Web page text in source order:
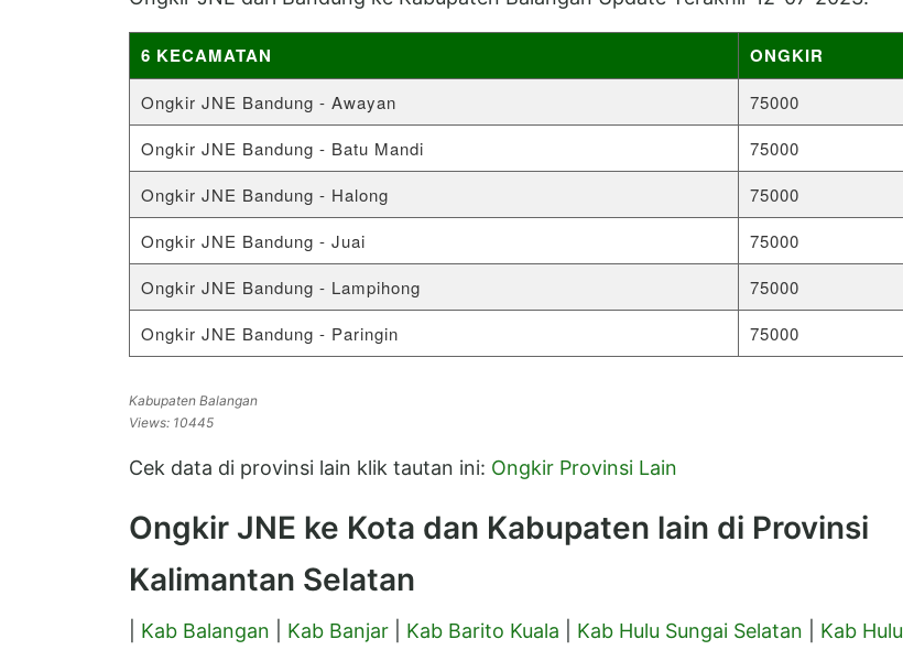
6 KECAMATAN ONGKIR
Ongkir JNE Bandung - Awayan
75000
Ongkir JNE Bandung - Batu Mandi
75000
Ongkir JNE Bandung - Halong
75000
Ongkir JNE Bandung - Juai
75000
Ongkir JNE Bandung - Lampihong
75000
Ongkir JNE Bandung - Paringin
75000
Kabupaten Balangan
Views: 10445
Cek data di provinsi lain klik tautan ini: Ongkir Provinsi Lain
Ongkir JNE ke Kota dan Kabupaten lain di Provinsi
Kalimantan Selatan
Kab Balangan Kab Banjar Kab Barito Kuala Kab Hulu Sungai Selatan
Kab Hulu